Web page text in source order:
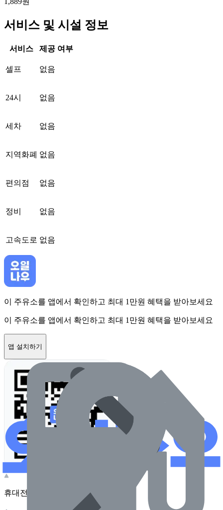
서비스 및 시설 정보
서비스 제공 여부
셀프 없음
24시 없음
세차 없음
지역화폐 없음
편의점 없음
정비 없음
고속도로 없음
이 주유소를 앱에서 확인하고 최대 1만원 혜택을 받아보세요
이 주유소를 앱에서 확인하고 최대 1만원 혜택을 받아보세요
앱 설치하기
휴대전화 카메라로 찍어보세요